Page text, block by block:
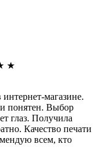
★
магазине.
понятен. Выбор
глаз. Получила
Качество печати
всем, кто